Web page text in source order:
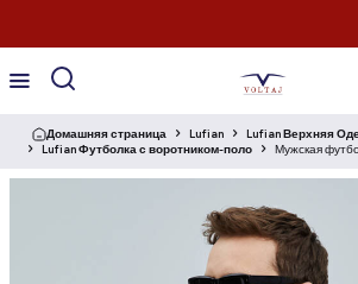
Домашняя страница Lufian Lufian Верхняя
Lufian Футболка с воротником-поло
Мужская